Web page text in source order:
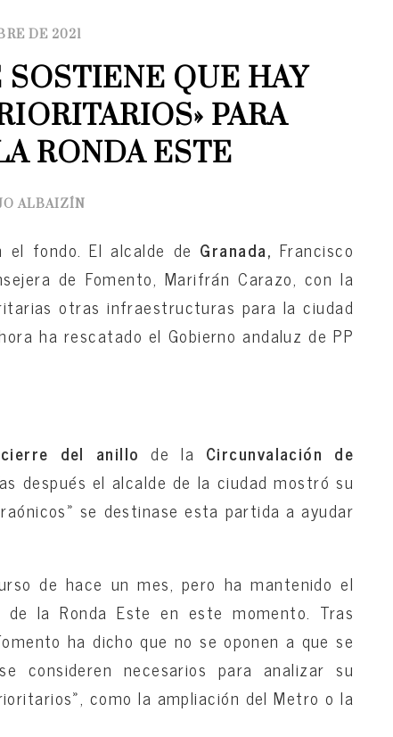
DE 2021
QUE HAY
PARA
RONDA ESTE
ALBAIZÍN
fondo. El alcalde de Granada,Francisco
de Fomento, Marifrán Carazo, con la
otras infraestructuras para la ciudad
ha rescatado el Gobierno andaluz de PP
cierre del anillo de la Circunvalación de
después el alcalde de la ciudad mostró su
se destinase esta partida a ayudar
de hace un mes, pero ha mantenido el
la Ronda Este en este momento. Tras
ha dicho que no se oponen a que se
consideren necesarios para analizar su
como la ampliación del Metro o la